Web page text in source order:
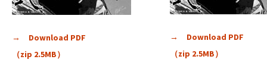
→ Download PDF
（zip 2.5MB）
→ Download PDF
（zip 2.5MB）